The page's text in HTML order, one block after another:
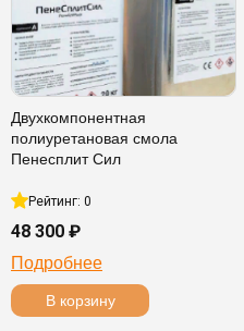
Двухкомпонентная
полиуретановая смола
Пенесплит Сил
Рейтинг: 0
48 300 ₽
Подробнее
В корзину